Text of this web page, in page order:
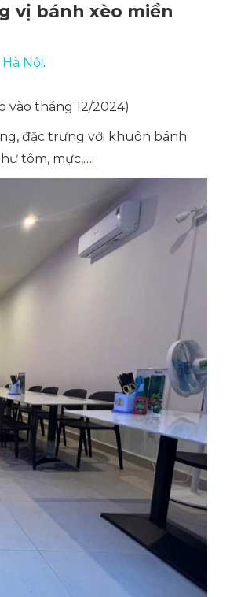
vị bánh xèo miền
Nội.
vào tháng 12/2024)
đặc trưng với khuôn bánh
tôm, mực,….